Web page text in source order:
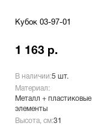
Кубок 03-97-01
1 163 р.
В наличии:5 шт.
Материал:
Металл + пластиковые
элементы
Высота, см:31